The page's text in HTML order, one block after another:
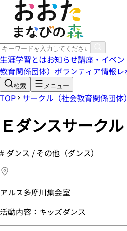
生涯学習とはお知らせ講座・イベン
教育関係団体） ボランティア情報
検索 メニュー
TOP サークル（社会教育関係団体）
Ｅダンスサークル
# ダンス / その他（ダンス）
アルス多摩川集会室
活動内容：キッズダンス